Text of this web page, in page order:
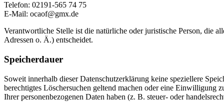
Telefon: 02191-565 74 75
E-Mail: ocaof@gmx.de
Verantwortliche Stelle ist die natürliche oder juristische Person, die
Adressen o. Ä.) entscheidet.
Speicherdauer
Soweit innerhalb dieser Datenschutzerklärung keine speziellere
berechtigtes Löschersuchen geltend machen oder eine Einwilligung
Ihrer personenbezogenen Daten haben (z. B. steuer- oder